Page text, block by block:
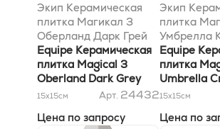
Экип Керамическая
плитка Магикал 3
Оберланд Дарк Грей
12,4х10,7
Equipe Керамическая
плитка Magical 3
Oberland Dark Grey
12,4х10,7
15x15см Арт. 24432
Цена по запросу
Экип
плитка
Умбрелла
10,7х12,4
Equipe
плитка
Umbrella
10,7х12,4
15x15см
Цена по